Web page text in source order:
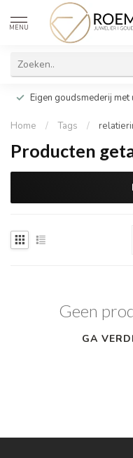
MENU
Eigen goudsmederij met
Home / Tags /
Producten
Geen
GA